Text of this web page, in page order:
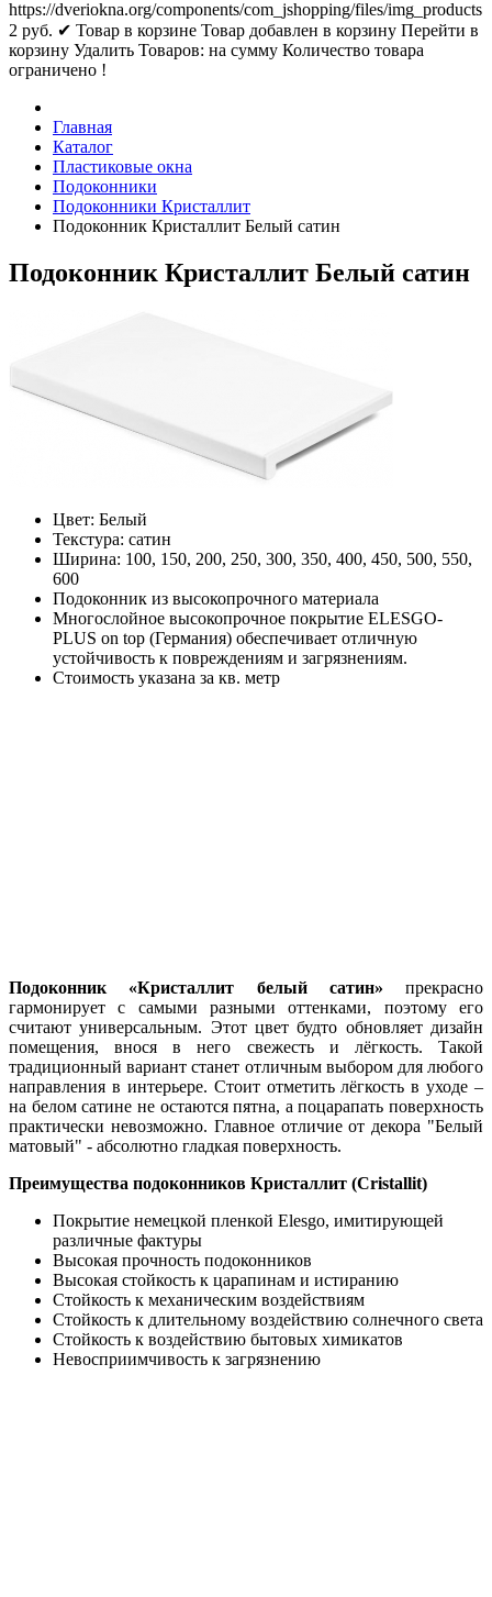
https://dveriokna.org/components/com_jshopping/files/img_products
2 руб. ✔ Товар в корзине Товар добавлен в корзину Перейти в
корзину Удалить Товаров: на сумму Количество товара
ограничено !
Главная
Каталог
Пластиковые окна
Подоконники
Подоконники Кристаллит
Подоконник Кристаллит Белый сатин
Подоконник Кристаллит Белый сатин
Цвет: Белый
Текстура: сатин
Ширина: 100, 150, 200, 250, 300, 350, 400, 450, 500, 550,
600
Подоконник из высокопрочного материала
Многослойное высокопрочное покрытие ELESGO-
PLUS on top (Германия) обеспечивает отличную
устойчивость к повреждениям и загрязнениям.
Стоимость указана за кв. метр
Подоконник «Кристаллит белый сатин» прекрасно
гармонирует с самыми разными оттенками, поэтому его
считают универсальным. Этот цвет будто обновляет дизайн
помещения, внося в него свежесть и лёгкость. Такой
традиционный вариант станет отличным выбором для любого
направления в интерьере. Стоит отметить лёгкость в уходе –
на белом сатине не остаются пятна, а поцарапать поверхность
практически невозможно. Главное отличие от декора "Белый
матовый" - абсолютно гладкая поверхность.
Преимущества подоконников Кристаллит (Cristallit)
Покрытие немецкой пленкой Elesgo, имитирующей
различные фактуры
Высокая прочность подоконников
Высокая стойкость к царапинам и истиранию
Стойкость к механическим воздействиям
Стойкость к длительному воздействию солнечного света
Стойкость к воздействию бытовых химикатов
Невосприимчивость к загрязнению